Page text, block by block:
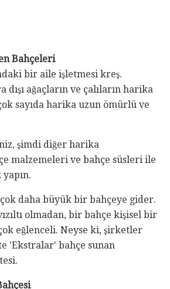
Bahçeleri
bir aile işletmesi kreş.
dışı ağaçların ve çalıların harika
sayıda harika uzun ömürlü ve
şimdi diğer harika
malzemeleri ve bahçe süsleri ile
daha büyük bir bahçeye gider.
olmadan, bir bahçe kişisel bir
eğlenceli. Neyse ki, şirketler
'Ekstralar' bahçe sunan